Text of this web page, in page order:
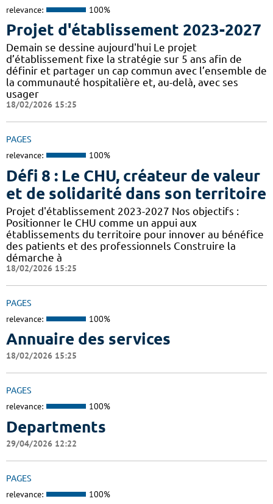
relevance: 100%
Projet d'établissement 2023-2027
Demain se dessine aujourd'hui Le projet
d’établissement fixe la stratégie sur 5 ans afin de
définir et partager un cap commun avec l’ensemble de
la communauté hospitalière et, au-delà, avec ses
usager
18/02/2026 15:25
PAGES
relevance: 100%
Défi 8 : Le CHU, créateur de valeur
et de solidarité dans son territoire
Projet d'établissement 2023-2027 Nos objectifs :
Positionner le CHU comme un appui aux
établissements du territoire pour innover au bénéfice
des patients et des professionnels Construire la
démarche à
18/02/2026 15:25
PAGES
relevance: 100%
Annuaire des services
18/02/2026 15:25
PAGES
relevance: 100%
Departments
29/04/2026 12:22
PAGES
relevance: 100%